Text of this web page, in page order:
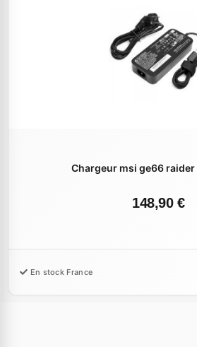
Chargeur msi ge66 raider
148,90 €
En stock France